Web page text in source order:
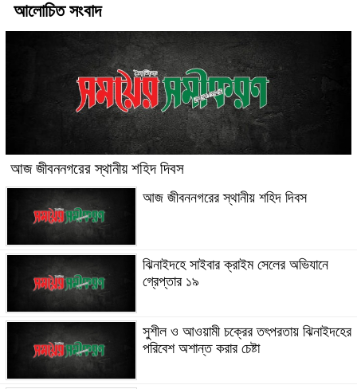
আলোচিত সংবাদ
আজ জীবননগরের স্থানীয় শহিদ দিবস
আজ জীবননগরের স্থানীয় শহিদ দিবস
ঝিনাইদহে সাইবার ক্রাইম সেলের অভিযানে
গ্রেপ্তার ১৯
সুশীল ও আওয়ামী চক্রের তৎপরতায় ঝিনাইদহের
পরিবেশ অশান্ত করার চেষ্টা